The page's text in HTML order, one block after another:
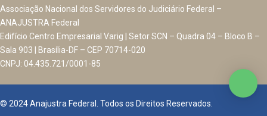
Associação Nacional dos Servidores do Judiciário Federal –
ANAJUSTRA Federal
Edifício Centro Empresarial Varig | Setor SCN – Quadra 04 – Bloco B –
Sala 903 | Brasília-DF – CEP 70714-020
CNPJ: 04.435.721/0001-85
© 2024 Anajustra Federal. Todos os Direitos Reservados.